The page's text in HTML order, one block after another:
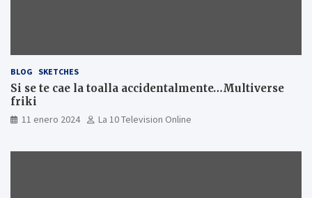
BLOG SKETCHES
Si se te cae la toalla accidentalmente…Multiverse
friki
11 enero 2024 La 10 Television Online